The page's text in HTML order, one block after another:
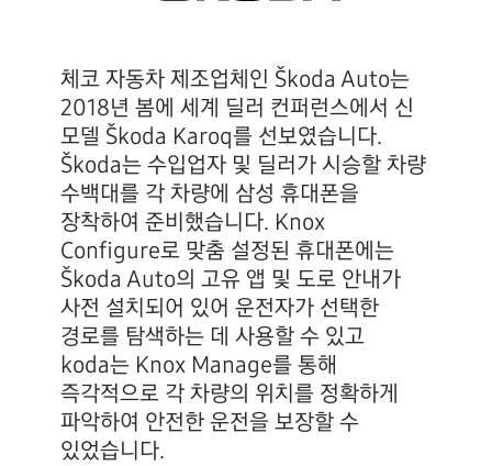
체코 자동차 제조업체인 Škoda Auto는
2018년 봄에 세계 딜러 컨퍼런스에서 신
모델 Škoda Karoq를 선보였습니다.
Škoda는 수입업자 및 딜러가 시승할 차량
수백대를 각 차량에 삼성 휴대폰을
장착하여 준비했습니다. Knox
Configure로 맞춤 설정된 휴대폰에는
Škoda Auto의 고유 앱 및 도로 안내가
사전 설치되어 있어 운전자가 선택한
경로를 탐색하는 데 사용할 수 있고
koda는 Knox Manage를 통해
즉각적으로 각 차량의 위치를 정확하게
파악하여 안전한 운전을 보장할 수
있었습니다.